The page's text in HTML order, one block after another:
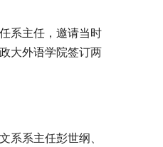
系主任，邀请当时
大外语学院签订两
系系主任彭世纲、